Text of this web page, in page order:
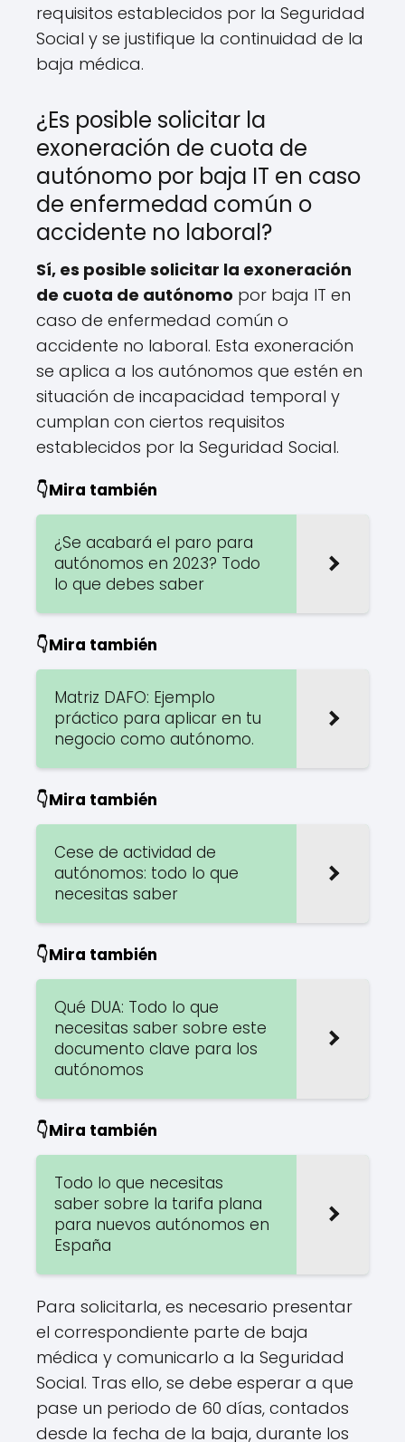
requisitos establecidos por la Seguridad
Social y se justifique la continuidad de la
baja médica.
¿Es posible solicitar la
exoneración de cuota de
autónomo por baja IT en caso
de enfermedad común o
accidente no laboral?
Sí, es posible solicitar la exoneración
de cuota de autónomo por baja IT en
caso de enfermedad común o
accidente no laboral. Esta exoneración
se aplica a los autónomos que estén en
situación de incapacidad temporal y
cumplan con ciertos requisitos
establecidos por la Seguridad Social.
👇Mira también
¿Se acabará el paro para
autónomos en 2023? Todo
lo que debes saber
👇Mira también
Matriz DAFO: Ejemplo
práctico para aplicar en tu
negocio como autónomo.
👇Mira también
Cese de actividad de
autónomos: todo lo que
necesitas saber
👇Mira también
Qué DUA: Todo lo que
necesitas saber sobre este
documento clave para los
autónomos
👇Mira también
Todo lo que necesitas
saber sobre la tarifa plana
para nuevos autónomos en
España
Para solicitarla, es necesario presentar
el correspondiente parte de baja
médica y comunicarlo a la Seguridad
Social. Tras ello, se debe esperar a que
pase un periodo de 60 días, contados
desde la fecha de la baja, durante los